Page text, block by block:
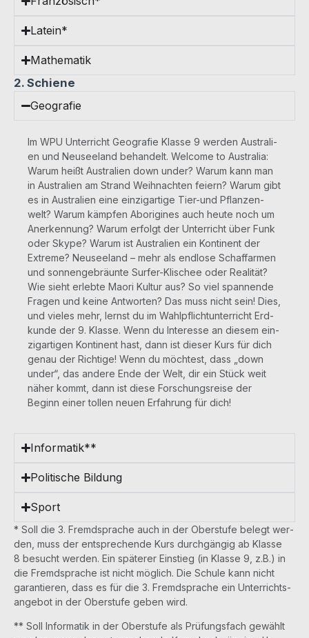
Latein*
Mathematik
2. Schiene
Geografie
Im WPU Unter­richt Geo­gra­fie Klas­se 9 wer­den Aus­tra­li­
en und Neu­see­land behan­delt. Wel­co­me to Aus­tra­lia:
War­um heißt Aus­tra­li­en down under? War­um kann man
in Aus­tra­li­en am Strand Weih­nach­ten fei­ern? War­um gibt
es in Aus­tra­li­en eine ein­zig­ar­ti­ge Tier-und Pflan­zen­
welt? War­um kämp­fen Abori­gi­nes auch heu­te noch um
Aner­ken­nung? War­um erfolgt der Unter­richt über Funk
oder Sky­pe? War­um ist Aus­tra­li­en ein Kon­ti­nent der
Extre­me? Neu­see­land – mehr als end­lo­se Schaf­far­men
und son­nen­ge­bräun­te Sur­fer-Kli­schee oder Rea­li­tät?
Wie sieht erleb­te Mao­ri Kul­tur aus? So viel span­nen­de
Fra­gen und kei­ne Ant­wor­ten? Das muss nicht sein! Dies,
und vie­les mehr, lernst du im Wahl­pflicht­un­ter­richt Erd­
kun­de der 9. Klas­se. Wenn du Inter­es­se an die­sem ein­
zig­ar­ti­gen Kon­ti­nent hast, dann ist die­ser Kurs für dich
genau der Rich­ti­ge! Wenn du möch­test, dass „down
under“, das ande­re Ende der Welt, dir ein Stück weit
näher kommt, dann ist die­se For­schungs­rei­se der
Beginn einer tol­len neu­en Erfah­rung für dich!
Informatik**
Poli­ti­sche Bildung
Sport
* Soll die 3. Fremd­spra­che auch in der Ober­stu­fe belegt wer­
den, muss der ent­spre­chen­de Kurs durch­gän­gig ab Klas­se
8 besucht wer­den. Ein spä­te­rer Ein­stieg (in Klas­se 9, z.B.) in
die Fremd­spra­che ist nicht mög­lich. Die Schu­le kann nicht
garan­tie­ren, dass es für die 3. Fremd­spra­che ein Unter­richts­
an­ge­bot in der Ober­stu­fe geben wird.
** Soll Infor­ma­tik in der Ober­stu­fe als Prü­fungs­fach gewählt